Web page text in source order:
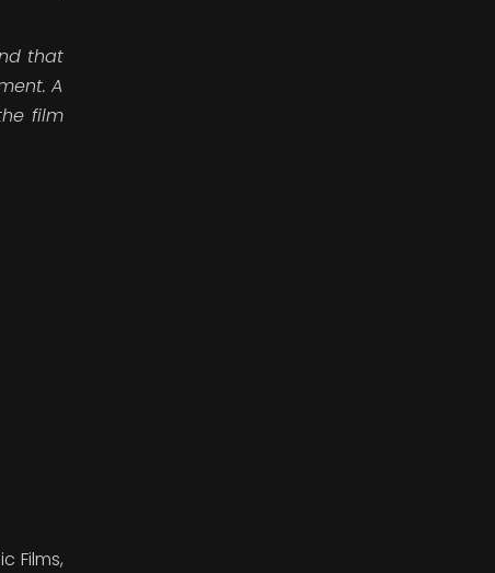
that
A
film
Films,